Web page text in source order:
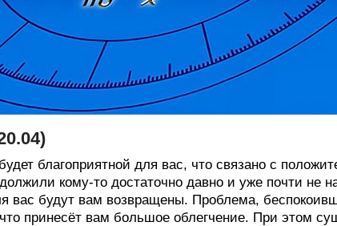
благоприятной для вас, что связано с
кому-то достаточно давно и уже почти не
вас будут вам возвращены. Проблема,
принесёт вам большое облегчение. При этом